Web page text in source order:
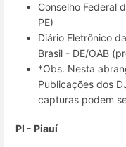
Conselho Federal
PE)
Diário Eletrônico
Brasil - DE/OAB
*Obs. Nesta
Publicações dos
capturas podem
PI - Piauí